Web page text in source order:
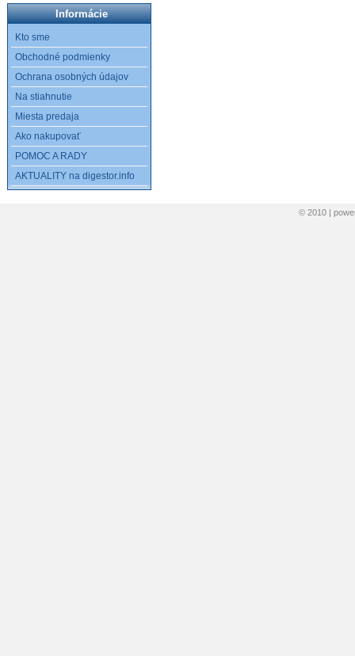
Informácie
Kto sme
Obchodné podmienky
Ochrana osobných údajov
Na stiahnutie
Miesta predaja
Ako nakupovať
POMOC A RADY
AKTUALITY na digestor.info
© 2010 |